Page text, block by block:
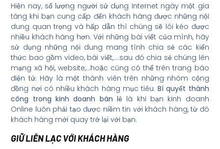
Hiện nay, số lượng người sử dụng Internet ngày một gia
tăng khi bạn cung cấp đến khách hàng được những nội
dung quan trọng và hấp dẫn thì chúng sẽ lôi kéo được
nhiều khách hàng hơn. Với những bài viết của mình, hãy
sử dụng những nội dung mang tính chia sẻ các kiến
thức bao gồm video, bài viết,….sau đó chia sẻ chúng lên
mạng xã hội, website,…hoặc cũng có thể trên trang báo
điện tử. Hãy là một thành viên trên những nhóm cộng
đồng nơi có nhiều khách hàng mục tiêu.Bí quyết thành
công trong kinh doanh bán lẻ là khi bạn kinh doanh
Online luôn phải tạo được niềm tin với khách hàng, từ đó
khách hàng mới quay trở lại với bạn.
GIỮ LIÊN LẠC VỚI KHÁCH HÀNG